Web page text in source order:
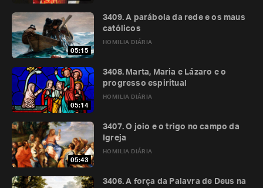
05:15
HOMILIA DIÁRIA
3409. A parábola da rede e os maus
católicos
05:14
HOMILIA DIÁRIA
3408. Marta, Maria e Lázaro e o
progresso espiritual
05:43
HOMILIA DIÁRIA
3407. O joio e o trigo no campo da
Igreja
3406. A força da Palavra de Deus na